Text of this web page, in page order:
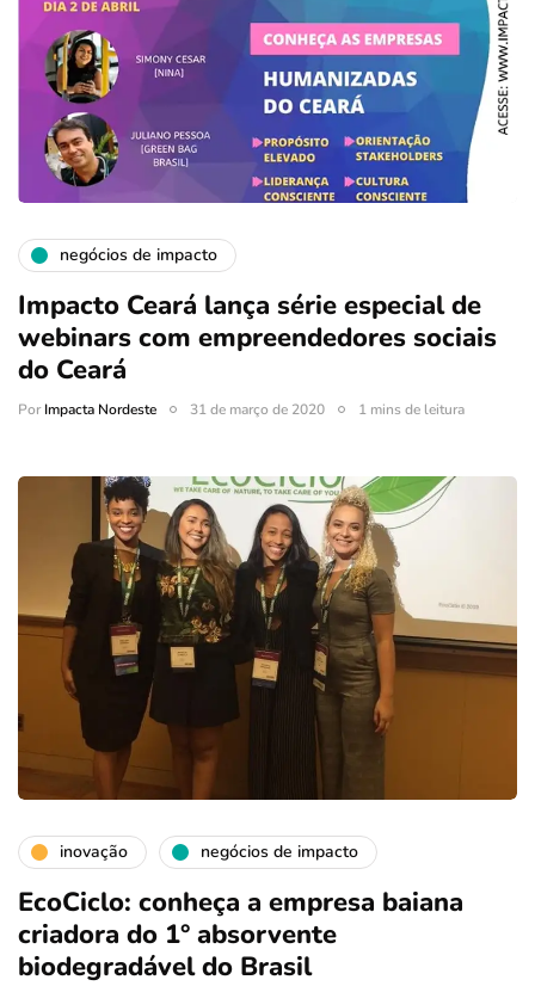
negócios de impacto
Impacto Ceará lança série especial de
webinars com empreendedores sociais
do Ceará
PorImpacta Nordeste 31 de março de 2020 1 mins de leitura
inovação negócios de impacto
EcoCiclo: conheça a empresa baiana
criadora do 1° absorvente
biodegradável do Brasil